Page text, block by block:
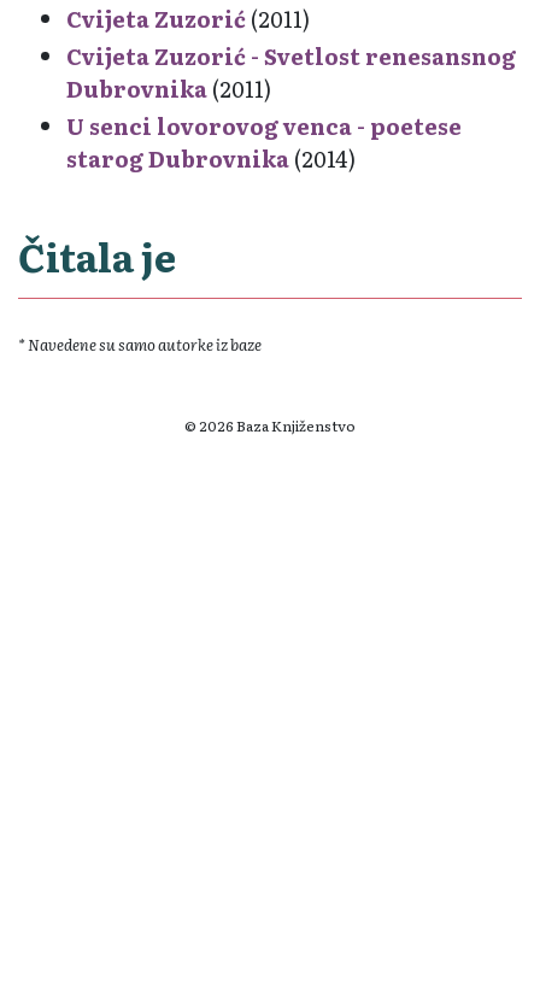
Cvijeta Zuzorić(2011)
Cvijeta Zuzorić - Svetlost renesansnog
Dubrovnika(2011)
U senci lovorovog venca - poetese
starog Dubrovnika(2014)
Čitala je
* Navedene su samo autorke iz baze
© 2026 Baza Knjiženstvo